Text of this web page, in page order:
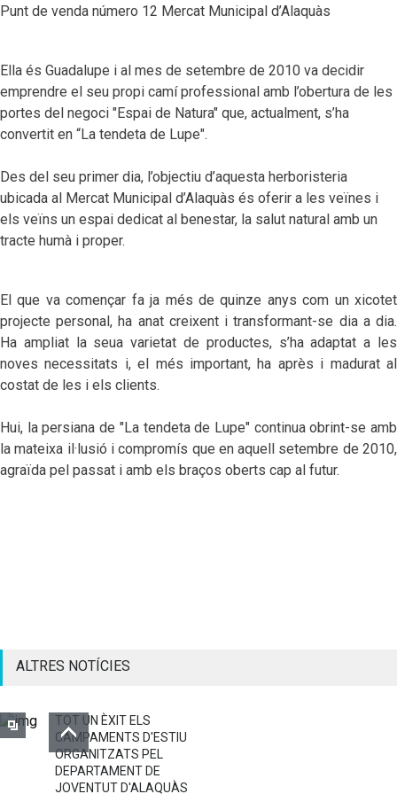
Punt de venda número 12 Mercat Municipal d’Alaquàs
Ella és Guadalupe i al mes de setembre de 2010 va decidir
emprendre el seu propi camí professional amb l’obertura de les
portes del negoci "Espai de Natura" que, actualment, s’ha
convertit en “La tendeta de Lupe".
Des del seu primer dia, l’objectiu d’aquesta herboristeria
ubicada al Mercat Municipal d’Alaquàs és oferir a les veïnes i
els veïns un espai dedicat al benestar, la salut natural amb un
tracte humà i proper.
El que va començar fa ja més de quinze anys com un xicotet
projecte personal, ha anat creixent i transformant-se dia a dia.
Ha ampliat la seua varietat de productes, s’ha adaptat a les
noves necessitats i, el més important, ha après i madurat al
costat de les i els clients.
Hui, la persiana de "La tendeta de Lupe" continua obrint-se amb
la mateixa il·lusió i compromís que en aquell setembre de 2010,
agraïda pel passat i amb els braços oberts cap al futur.
ALTRES NOTÍCIES
TOT UN ÈXIT ELS
CAMPAMENTS D'ESTIU
ORGANITZATS PEL
DEPARTAMENT DE
JOVENTUT D'ALAQUÀS